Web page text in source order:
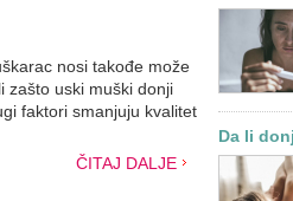
nosi takođe može
zašto uski muški donji
faktori smanjuju kvalitet
ČITAJ DALJE
Da li